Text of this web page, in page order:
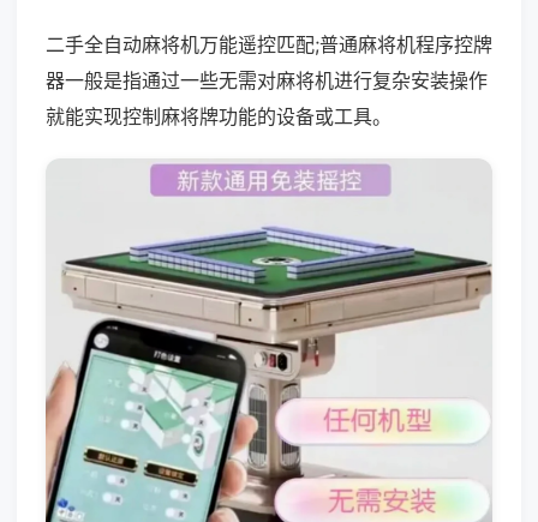
二手全自动麻将机万能遥控匹配;普通麻将机程序控牌
器一般是指通过一些无需对麻将机进行复杂安装操作
就能实现控制麻将牌功能的设备或工具。